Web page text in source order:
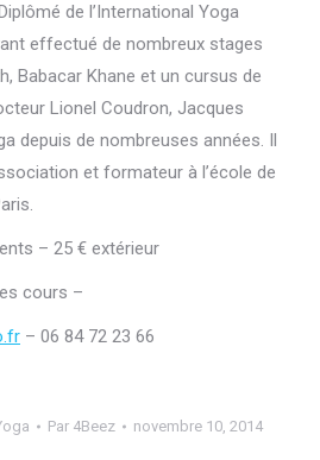
de l’International Yoga
effectué de nombreux stages
Babacar Khane et un cursus de
Lionel Coudron, Jacques
depuis de nombreuses années. Il
et formateur à l’école de
– 25 € extérieur
cours –
– 06 84 72 23 66
Par 4Beez novembre 10, 2014